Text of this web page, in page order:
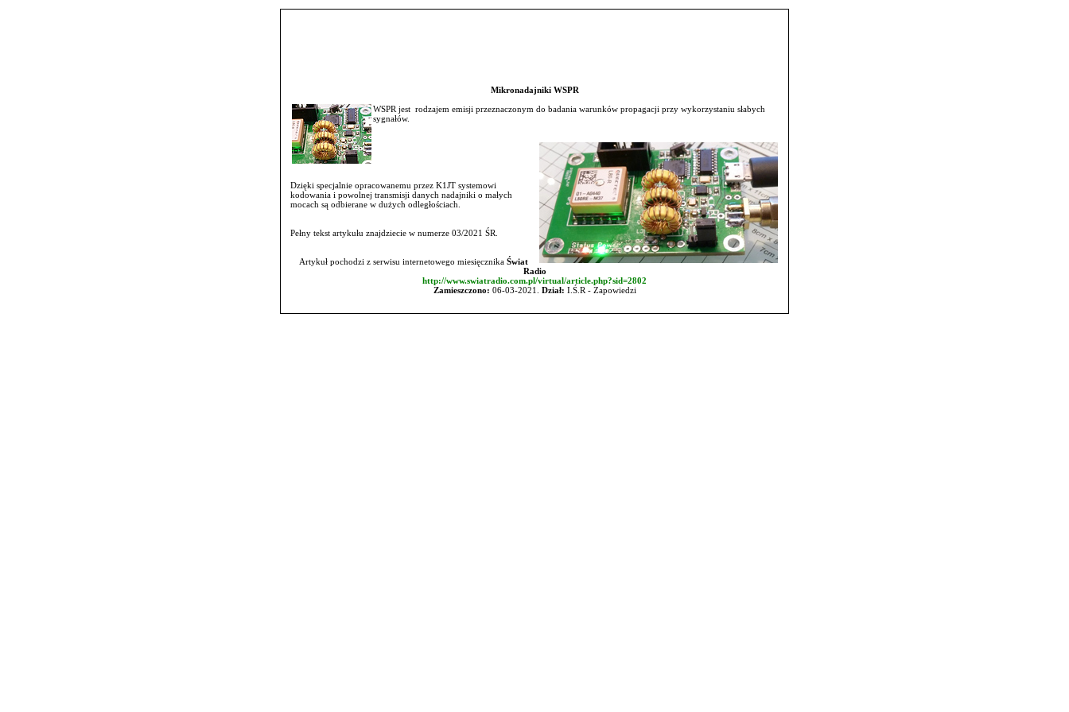
Mikronadajniki WSPR
WSPR jest rodzajem emisji przeznaczonym do badania warunków propagacji przy wykorzystaniu słabych
sygnałów.
Dzięki specjalnie opracowanemu przez K1JT systemowi
kodowania i powolnej transmisji danych nadajniki o małych
mocach są odbierane w dużych odległościach.
Pełny tekst artykułu znajdziecie w numerze 03/2021 ŚR.
Artykuł pochodzi z serwisu internetowego miesięcznika Świat
Radio
http://www.swiatradio.com.pl/virtual/article.php?sid=2802
Zamieszczono: 06-03-2021. Dział: I.Ś.R - Zapowiedzi